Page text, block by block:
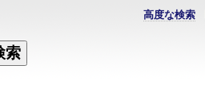
高度な検索